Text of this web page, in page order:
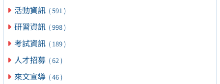
活動資訊 ( 591 )
研習資訊 ( 998 )
考試資訊 ( 189 )
人才招募 ( 62 )
來文宣導 ( 46 )